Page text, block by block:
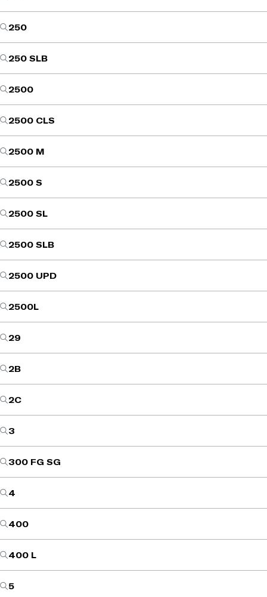
250
250 SLB
2500
2500 CLS
2500 M
2500 S
2500 SL
2500 SLB
2500 UPD
2500L
29
2B
2C
3
300 FG SG
4
400
400 L
5